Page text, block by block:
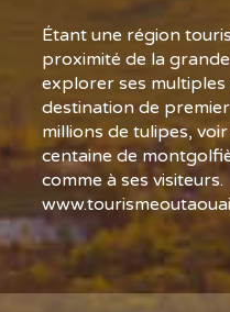
Étant une région
proximité de la
explorer ses
destination de
millions de tulipes,
centaine de
comme à ses visiteurs.